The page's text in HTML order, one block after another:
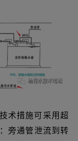
术措施可采用超
旁通管泄流到转